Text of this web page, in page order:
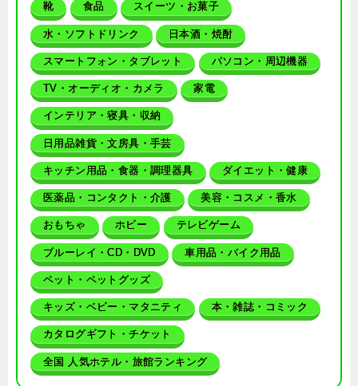
靴 食品 スイーツ・お菓子
水・ソフトドリンク 日本酒・焼酎
スマートフォン・タブレット パソコン・周辺機器
TV・オーディオ・カメラ 家電
インテリア・寝具・収納
日用品雑貨・文房具・手芸
キッチン用品・食器・調理器具 ダイエット・健康
医薬品・コンタクト・介護 美容・コスメ・香水
おもちゃ ホビー テレビゲーム
ブルーレイ・CD・DVD 車用品・バイク用品
ペット・ペットグッズ
キッズ・ベビー・マタニティ 本・雑誌・コミック
カタログギフト・チケット
全国 人気ホテル・旅館ランキング